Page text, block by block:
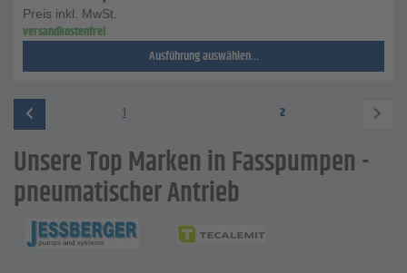
Preis inkl. MwSt.
versandkostenfrei
Ausführung auswählen...
1 2
Unsere Top Marken in Fasspumpen -
pneumatischer Antrieb